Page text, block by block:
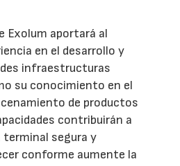
Exolum aportará al
en el desarrollo y
infraestructuras
su conocimiento en el
de productos
contribuirán a
terminal segura y
conforme aumente la